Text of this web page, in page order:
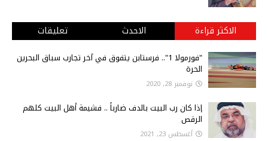
الاكثر قراءة الاحدث تعليقات
"فورمولا 1".. فرستابن يتفوق في آخر تجارب سباق البحرين
الحرة
نوفمبر 28, 2020
إذا كان رب البيت بالدف ضارباً .. فشيمة أهل البيت كلهم
الرقص
أغسطس 23, 2021